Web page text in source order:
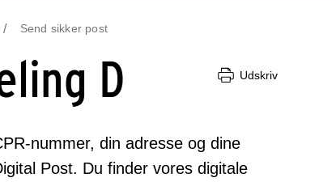
Send sikker post
D Udskriv
nummer, din adresse og dine
Post. Du finder vores digitale